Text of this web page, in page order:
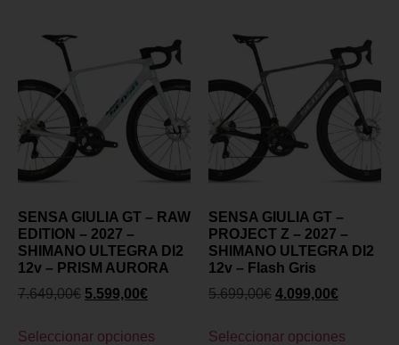
SENSA GIULIA GT – RAW
EDITION – 2027 –
SHIMANO ULTEGRA DI2
12v – PRISM AURORA
7.649,00€ 5.599,00€
Seleccionar opciones
SENSA GIULIA GT –
PROJECT Z – 2027 –
SHIMANO ULTEGRA DI2
12v – Flash Gris
5.699,00€ 4.099,00€
Seleccionar opciones